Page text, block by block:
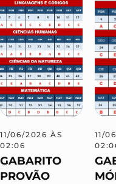
11/06/2026 ÀS
02:06
GABARITO
PROVÃO
11/